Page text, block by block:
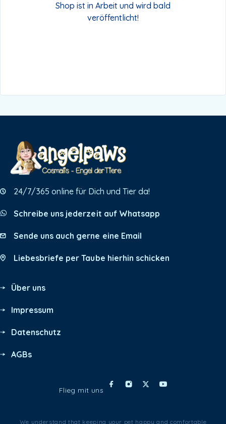
Shop ist in Arbeit und wird bald
veröffentlicht!
24/7/365 online für Dich und Tier da!
Schreibe uns jederzeit auf Whatsapp
Sende uns auch gerne eine Email
Liebesbriefe per Taube hierhin schicken
Über uns
Impressum
Datenschutz
AGBs
Flieg mit uns
We understand that keeping your pet happy and comfortable